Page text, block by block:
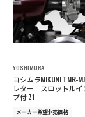
YOSHIMURA
ヨシムラMIKUNI TMR-
レター スロットルイ
プ付 Z1
メーカー希望小売価格